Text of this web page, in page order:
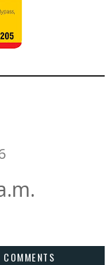
COMMENTS